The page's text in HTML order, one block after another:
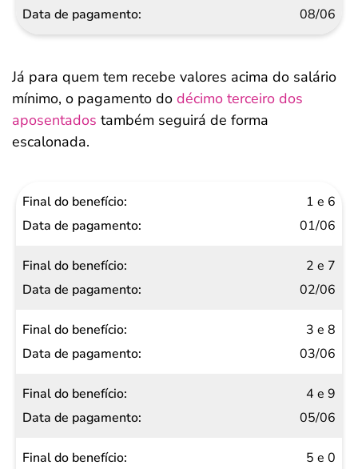
08/06
Já para quem tem recebe valores acima do salário
mínimo, o pagamento do décimo terceiro dos
aposentados também seguirá de forma
escalonada.
Final do
benefício
pagamento
1 e 6
01/06
2 e 7
02/06
3 e 8
03/06
4 e 9
05/06
5 e 0